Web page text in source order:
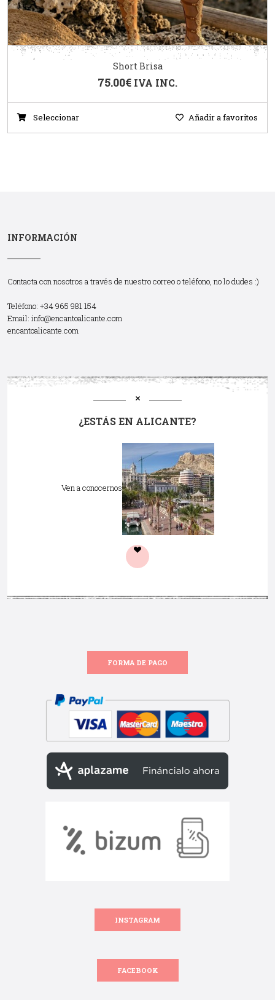
Short Brisa
75.00€ IVA INC.
Seleccionar Añadir a favoritos
INFORMACIÓN
Contacta con nosotros a través de nuestro correo o teléfono, no lo dudes :)
Teléfono: +34 965 981 154
Email: info@encantoalicante.com
encantoalicante.com
¿ESTÁS EN ALICANTE?
Ven a conocernos
FORMA DE PAGO
INSTAGRAM
FACEBOOK